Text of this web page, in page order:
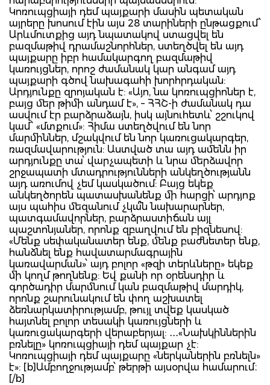
Կոռուպցիայի դեմ պայքարի մասին պետական
այրերը խոսում էին այս 28 տարիների ընթացքում՝
Արևմուտքից այդ նպատակով ստացվել են
բազմաթիվ դրամաշնորհներ, ստեղծվել են այդ
պայքարը իբր համակարգող բազմաթիվ
կառույցներ, որոշ ժամանակ կար անգամ այդ
պայքարի գծով նախագահի խորհրդական:
Արդյունքը զրոյական է: «Այո, նա կոռուպցիոներ է,
բայց մեր թիմի անդամ է», – ՀՀՇ-ի ժամանակ դա
ասվում էր բարձրաձայն, իսկ այնուհետև՝ շշուկով
կամ՝ «մտքում»: Հիմա ստեղծվում են նոր
մարմիններ, մշակվում են նոր կառուցակարգեր,
ռազմավարություն: Աստված տա այդ ամենն իր
արդյունքը տա՝ վարչապետի և նրա մերձավոր
շրջապատի մտադրությունների անկեղծությանն
այդ առումով չեմ կասկածում: Բայց եկեք
անկեղծորեն պատասխանենք մի հարցի՝ արդյոք
այս պահիս մեզանում չկա՞ն նախարարներ,
պատգամավորներ, բարձրաստիճան այլ
պաշտոնյաներ, որոնք զբաղվում են բիզնեսով:
«Մենք սեփականատեր ենք, մենք բաժնետեր ենք,
հանձնել ենք հավատարմագրային
կառավարման»՝ այդ բոլոր «թզի տերևները» եկեք
մի կողմ թողնենք: Եվ քանի որ օրենսդիր և
գործադիր մարմնում կան բազմաթիվ մարդիկ,
որոնք շարունակում են փող աշխատել
ձեռնարկատիրությամբ, թույլ տվեք կասկած
հայտնել բոլոր տեսակի կառույցների և
կառուցակարգերի վերաբերյալ: ․․․«Նախկիններին
բռնելը» կոռուպցիայի դեմ պայքար չէ:
Կոռուպցիայի դեմ պայքարը «ներկաներին բռնելն»
է»: [b]Ամբողջությամբ՝ թերթի այսօրվա համարում։
[/b]